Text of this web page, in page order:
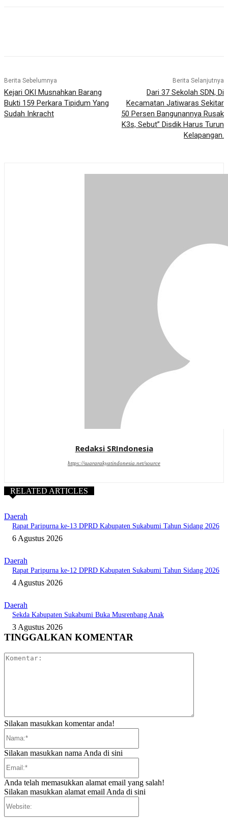
Berita Sebelumnya
Kejari OKI Musnahkan Barang
Bukti 159 Perkara Tipidum Yang
Sudah Inkracht
Berita Selanjutnya
Dari 37 Sekolah SDN, Di
Kecamatan Jatiwaras Sekitar
50 Persen Bangunannya Rusak
K3s, Sebut” Disdik Harus Turun
Kelapangan.
Redaksi SRIndonesia
https://suararakyatindonesia.net/source
RELATED ARTICLES
Daerah
Rapat Paripurna ke-13 DPRD Kabupaten Sukabumi Tahun Sidang 2026
6 Agustus 2026
Daerah
Rapat Paripurna ke-12 DPRD Kabupaten Sukabumi Tahun Sidang 2026
4 Agustus 2026
Daerah
Sekda Kabupaten Sukabumi Buka Musrenbang Anak
3 Agustus 2026
TINGGALKAN KOMENTAR
Silakan masukkan komentar anda!
Silakan masukkan nama Anda di sini
Anda telah memasukkan alamat email yang salah!
Silakan masukkan alamat email Anda di sini